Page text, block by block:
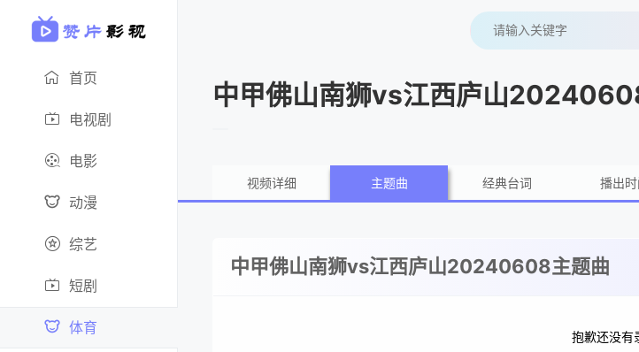
首页
电视剧
电影
动漫
综艺
短剧
体育
中甲佛山南狮vs江西庐山
视频详细 主题曲 经典台词 播出时
中甲佛山南狮vs江西庐山20240608主题曲
抱歉还没有